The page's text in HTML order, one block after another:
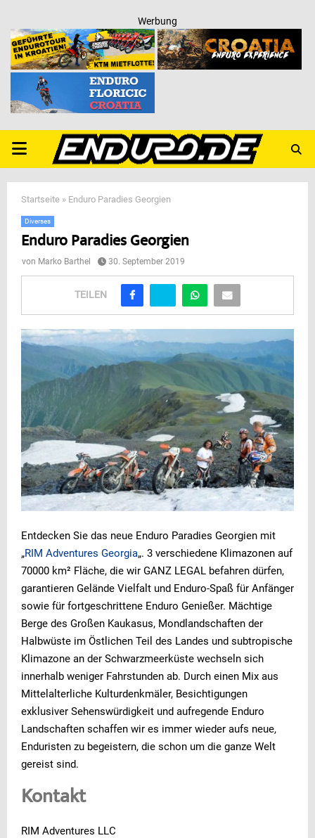
Werbung
PRIMARY
MENU
Startseite » Enduro Paradies Georgien
Diverses
Enduro Paradies Georgien
von Marko Barthel 30. September 2019
TEILEN
Entdecken Sie das neue Enduro Paradies Georgien mit
„RIM Adventures Georgia„. 3 verschiedene Klimazonen auf
70000 km² Fläche, die wir GANZ LEGAL befahren dürfen,
garantieren Gelände Vielfalt und Enduro-Spaß für Anfänger
sowie für fortgeschrittene Enduro Genießer. Mächtige
Berge des Großen Kaukasus, Mondlandschaften der
Halbwüste im Östlichen Teil des Landes und subtropische
Klimazone an der Schwarzmeerküste wechseln sich
innerhalb weniger Fahrstunden ab. Durch einen Mix aus
Mittelalterliche Kulturdenkmäler, Besichtigungen
exklusiver Sehenswürdigkeit und aufregende Enduro
Landschaften schaffen wir es immer wieder aufs neue,
Enduristen zu begeistern, die schon um die ganze Welt
gereist sind.
Kontakt
RIM Adventures LLC